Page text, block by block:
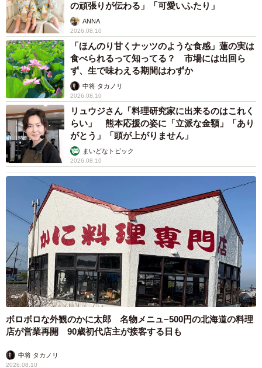
の頑張りが伝わる」「可愛いふたり」
ANNA
2026.08.10
「ほんのり甘くナッツのような食感」蓮の実は
食べられるって知ってる？ 市場には出回ら
ず、生で味わえる期間はわずか
中将 タカノリ
2026.08.10
リュウジさん「料理研究家に出来るのはこれく
らい」 熊本応援の姿に「立派な金額」「あり
がとう」「頭が上がりません」
まいどなトピック
2026.08.10
ボロボロな外観のかに太郎 名物メニュ−500円の北海道の料理
店が営業再開 90歳初代店主が接客する日も
中将 タカノリ
2026.08.10